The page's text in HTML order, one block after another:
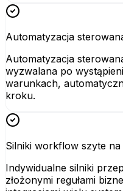
Automatyzacja
Automatyzacja
wyzwalana po
warunkach,
kroku.
Silniki workflow szyte na
Indywidualne silniki
złożonymi regułami